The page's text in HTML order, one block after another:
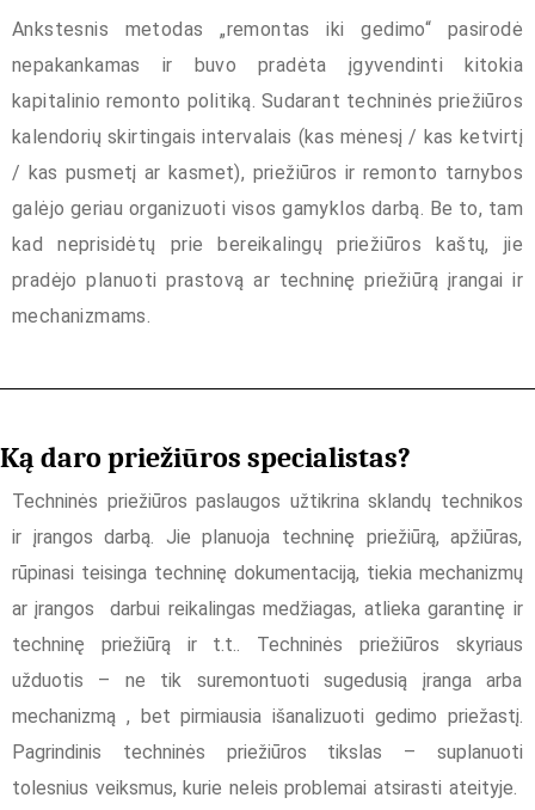
Ankstesnis metodas „remontas iki gedimo“ pasirodė
nepakankamas ir buvo pradėta įgyvendinti kitokia
kapitalinio remonto politiką. Sudarant techninės priežiūros
kalendorių skirtingais intervalais (kas mėnesį / kas ketvirtį
/ kas pusmetį ar kasmet), priežiūros ir remonto tarnybos
galėjo geriau organizuoti visos gamyklos darbą. Be to, tam
kad neprisidėtų prie bereikalingų priežiūros kaštų, jie
pradėjo planuoti prastovą ar techninę priežiūrą įrangai ir
mechanizmams.
Ką daro priežiūros specialistas?
Techninės priežiūros paslaugos užtikrina sklandų technikos
ir įrangos darbą. Jie planuoja techninę priežiūrą, apžiūras,
rūpinasi teisinga techninę dokumentaciją, tiekia mechanizmų
ar įrangos darbui reikalingas medžiagas, atlieka garantinę ir
techninę priežiūrą ir t.t.. Techninės priežiūros skyriaus
užduotis – ne tik suremontuoti sugedusią įranga arba
mechanizmą , bet pirmiausia išanalizuoti gedimo priežastį.
Pagrindinis techninės priežiūros tikslas – suplanuoti
tolesnius veiksmus, kurie neleis problemai atsirasti ateityje.